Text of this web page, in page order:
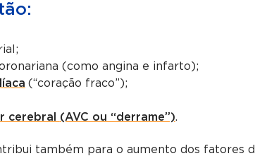
(como angina e infarto);
(“coração fraco”);
cerebral (AVC ou “derrame”).
também para o aumento dos fatores